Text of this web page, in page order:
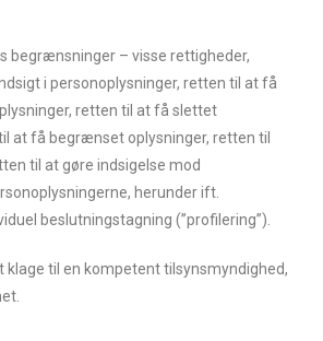
begrænsninger – visse rettigheder,
i personoplysninger, retten til at få
retten til at få slettet
at få begrænset oplysninger, retten til
til at gøre indsigelse mod
herunder ift.
beslutningstagning (”profilering”).
klage til en kompetent tilsynsmyndighed,